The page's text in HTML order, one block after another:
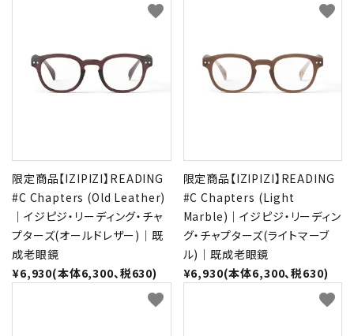
ブランドから選ぶ
価格帯から選ぶ
SALE
コンテンツ
限定商品【IZIPIZI】READING
#C Chapters (Old Leather)
｜イジピジ・リーディング・チャ
プターズ(オールドレザー)｜既
成老眼鏡
¥6,930(本体6,300、税630)
favorite
限定商品【IZIPIZI】READING
#C Chapters (Light
Marble)｜イジピジ・リーディン
グ・チャプターズ(ライトマーブ
ル)｜既成老眼鏡
¥6,930(本体6,300、税630)
favorite
favorite favorite